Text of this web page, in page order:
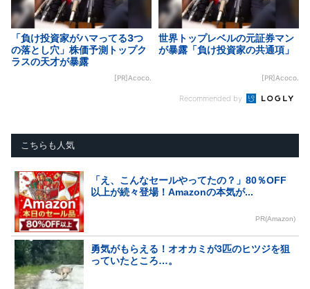
「負け投資家がハマってる3つ
の落とし穴」株価予測トップク
ラスの天才が暴露
[PR]Acoco.
世界トップレベルの元証券マン
が暴露「負け投資家の共通項」
[PR]Acoco.
Recommended by
こちらも人気
「え、こんなセールやってたの？」80％OFF
以上が続々登場！Amazonの本気が...
PR(Amazon)
勇気がもらえる！オオカミが3匹のヒツジを狙
っていたところ…。